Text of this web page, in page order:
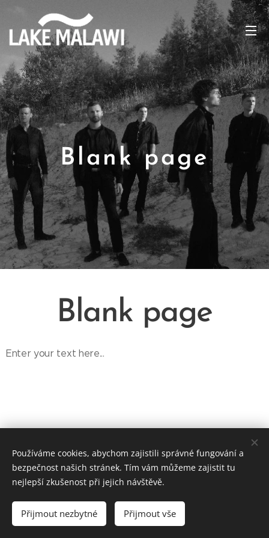
Blank page
Blank page
Enter your text here...
tpaleta@applausebooking.cz / +420 774 231 568
Kontakt
Cookies
Jazyky
English
Čeština
Používáme cookies, abychom zajistili správné fungování a
bezpečnost našich stránek. Tím vám můžeme zajistit tu
nejlepší zkušenost při jejich návštěvě.
Přijmout nezbytné Přijmout vše